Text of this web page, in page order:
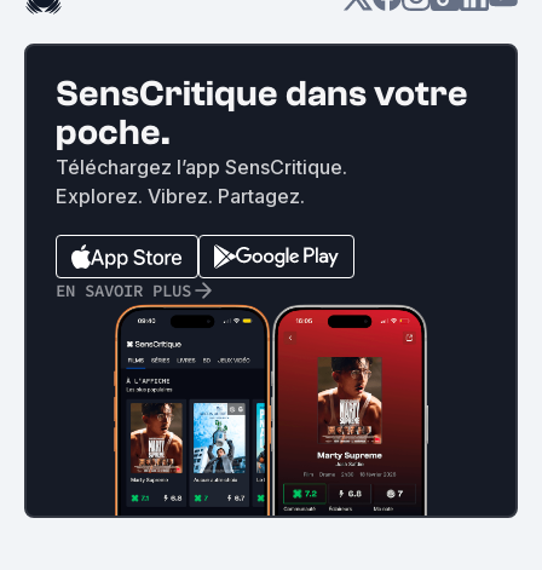
SensCritique dans votre
poche.
Téléchargez l’app SensCritique.
Explorez. Vibrez. Partagez.
EN SAVOIR PLUS